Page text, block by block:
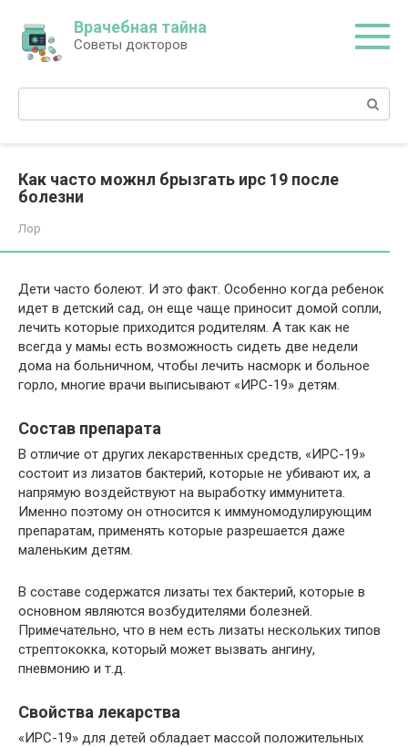
контенту
Врачебная тайна
Советы докторов
Поиск:
Как часто можнл брызгать ирс 19 после
болезни
Лор
Дети часто болеют. И это факт. Особенно когда ребенок
идет в детский сад, он еще чаще приносит домой сопли,
лечить которые приходится родителям. А так как не
всегда у мамы есть возможность сидеть две недели
дома на больничном, чтобы лечить насморк и больное
горло, многие врачи выписывают «ИРС-19» детям.
Состав препарата
В отличие от других лекарственных средств, «ИРС-19»
состоит из лизатов бактерий, которые не убивают их, а
напрямую воздействуют на выработку иммунитета.
Именно поэтому он относится к иммуномодулирующим
препаратам, применять которые разрешается даже
маленьким детям.
В составе содержатся лизаты тех бактерий, которые в
основном являются возбудителями болезней.
Примечательно, что в нем есть лизаты нескольких типов
стрептококка, который может вызвать ангину,
пневмонию и т.д.
Свойства лекарства
«ИРС-19» для детей обладает массой положительных